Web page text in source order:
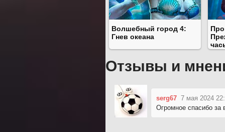
Волшебный город 4:
Гнев океана
Отзывы и
serg67 7 мая 2024
Огромное спасибо